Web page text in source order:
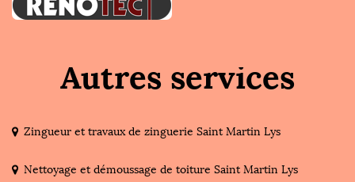
Autres services
Zingueur et travaux de zinguerie Saint Martin Lys
Nettoyage et démoussage de toiture Saint Martin Lys